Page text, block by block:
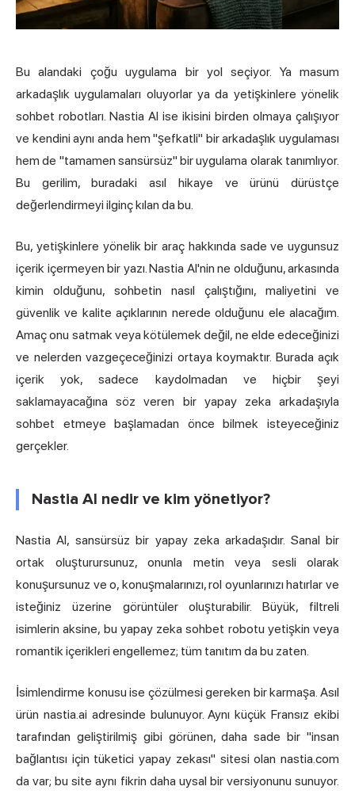
Bu alandaki çoğu uygulama bir yol seçiyor. Ya masum
arkadaşlık uygulamaları oluyorlar ya da yetişkinlere yönelik
sohbet robotları. Nastia AI ise ikisini birden olmaya çalışıyor
ve kendini aynı anda hem "şefkatli" bir arkadaşlık uygulaması
hem de "tamamen sansürsüz" bir uygulama olarak tanımlıyor.
Bu gerilim, buradaki asıl hikaye ve ürünü dürüstçe
değerlendirmeyi ilginç kılan da bu.
Bu, yetişkinlere yönelik bir araç hakkında sade ve uygunsuz
içerik içermeyen bir yazı. Nastia AI'nin ne olduğunu, arkasında
kimin olduğunu, sohbetin nasıl çalıştığını, maliyetini ve
güvenlik ve kalite açıklarının nerede olduğunu ele alacağım.
Amaç onu satmak veya kötülemek değil, ne elde edeceğinizi
ve nelerden vazgeçeceğinizi ortaya koymaktır. Burada açık
içerik yok, sadece kaydolmadan ve hiçbir şeyi
saklamayacağına söz veren bir yapay zeka arkadaşıyla
sohbet etmeye başlamadan önce bilmek isteyeceğiniz
gerçekler.
Nastia AI nedir ve kim yönetiyor?
Nastia AI, sansürsüz bir yapay zeka arkadaşıdır. Sanal bir
ortak oluşturursunuz, onunla metin veya sesli olarak
konuşursunuz ve o, konuşmalarınızı, rol oyunlarınızı hatırlar ve
isteğiniz üzerine görüntüler oluşturabilir. Büyük, filtreli
isimlerin aksine, bu yapay zeka sohbet robotu yetişkin veya
romantik içerikleri engellemez; tüm tanıtım da bu zaten.
İsimlendirme konusu ise çözülmesi gereken bir karmaşa. Asıl
ürün nastia.ai adresinde bulunuyor. Aynı küçük Fransız ekibi
tarafından geliştirilmiş gibi görünen, daha sade bir "insan
bağlantısı için tüketici yapay zekası" sitesi olan nastia.com
da var; bu site aynı fikrin daha uysal bir versiyonunu sunuyor.